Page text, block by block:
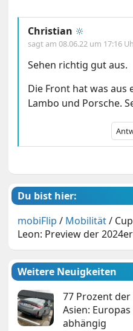
Christian 🔆
sagt am08.06.22 um 17:16
Sehen richtig gut aus.
Die Front hat was aus
Lambo und Porsche.
Du bist hier:
mobiFlip / Mobilität/
Leon: Preview der
Weitere Neuigkeiten
77 Prozent
Asien:
abhängig